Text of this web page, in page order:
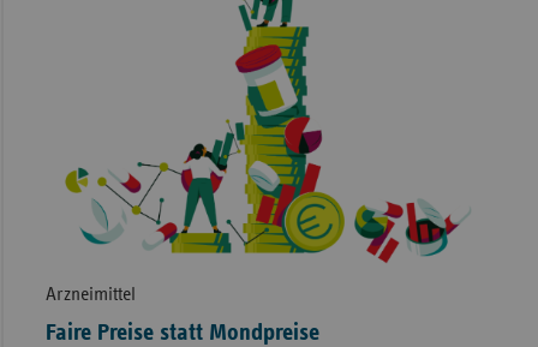
Arzneimittel
Faire Preise statt Mondpreise